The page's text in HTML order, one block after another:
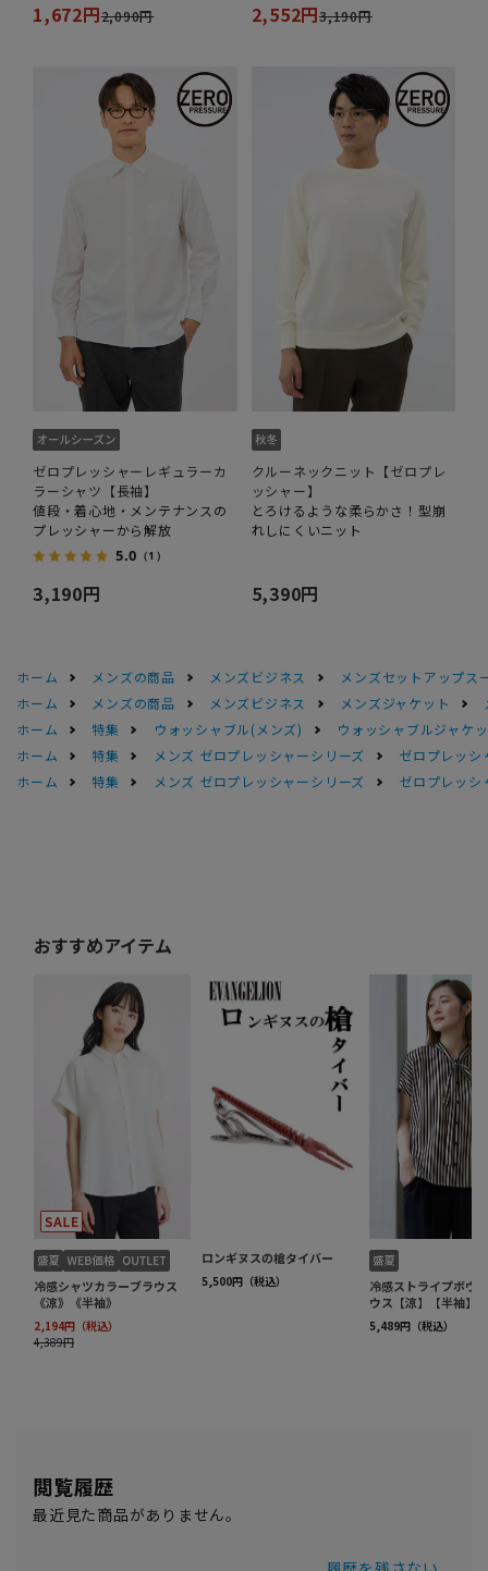
1,672円2,090円 2,552円3,190円
ゼロプレッシャーレギュラーカ
ラーシャツ【長袖】
値段・着心地・メンテナンスの
プレッシャーから解放
5.0 （1）
3,190円
クルーネックニット【ゼロプレ
ッシャー】
とろけるような柔らかさ！型崩
れしにくいニット
5,390円
ホーム メンズの商品 メンズビジネス
メンズセットアップス
ホーム
メンズの商品 メンズビジネス メンズジャケット
ホーム
特集 ウォッシャブル(メンズ)
ウォッシャブルジャケ
ホーム
特集 メンズ ゼロプレッシャーシリーズ
ゼロプレッシ
ホーム
特集 メンズ ゼロプレッシャーシリーズ ゼロプレッシ
閲覧履歴
最近見た商品がありません。